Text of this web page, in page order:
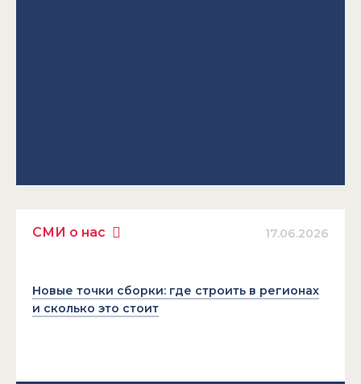
СМИ о нас 17.06.2026
Новые точки сборки: где строить в регионах
и сколько это стоит